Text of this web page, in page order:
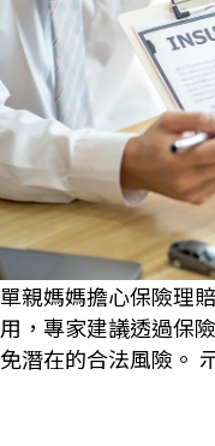
單親媽媽擔心保險理
用，專家建議透過保
免潛在的合法風險。